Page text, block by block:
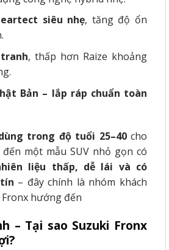
siêu nhẹ, tăng độ ổn
, thấp hơn Raize khoảng
Bản – lắp ráp chuẩn toàn
trong độ tuổi 25–40cho
một mẫu SUV nhỏ gọn có
liệu thấp, dễ lái và có
– đây chính là nhóm khách
hướng đến
– Tại sao Suzuki Fronx